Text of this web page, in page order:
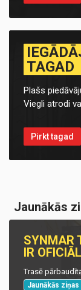
TAGAD
Plašs
Viegli atrodi
Pirkt tagad
Jaunākās
SYNMAR
IR
Trasē
Jaunākās ziņas